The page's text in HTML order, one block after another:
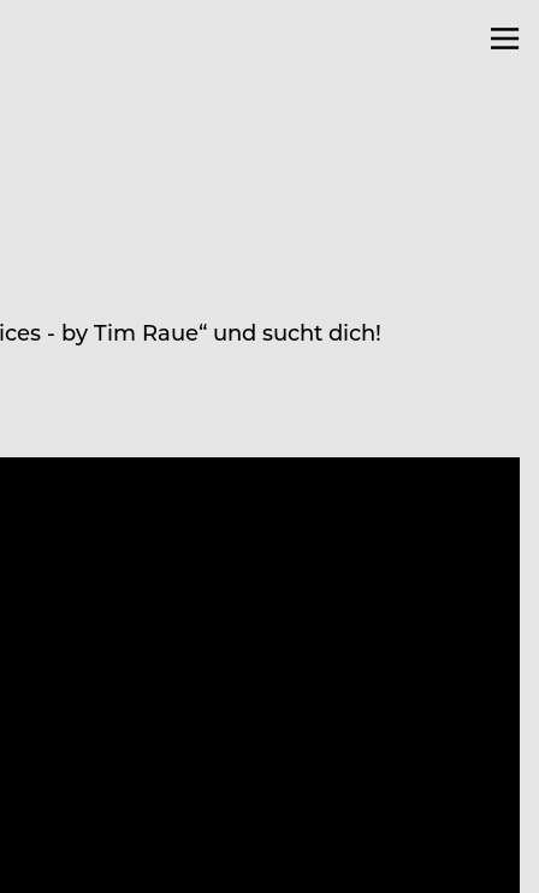
- by Tim Raue“ und sucht dich!